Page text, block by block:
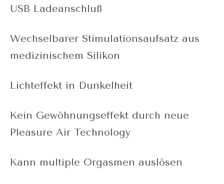
USB Ladeanschluß
Wechselbarer Stimulationsaufsatz aus
medizinischem Silikon
Lichteffekt in Dunkelheit
Kein Gewöhnungseffekt durch neue
Pleasure Air Technology
Kann multiple Orgasmen auslösen